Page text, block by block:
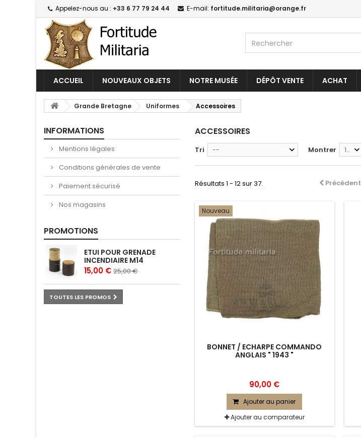
Appelez-nous au : +33 6 77 79 24 44 E-mail: fortitude.militaria@orange.fr
ACCUEIL NOUVEAUX OBJETS NOTRE MUSÉE DÉPÔT VENTE ACHAT
Grande Bretagne Uniformes Accessoires
INFORMATIONS
Mentions légales
Conditions générales de vente
Paiement sécurisé
Nos magasins
PROMOTIONS
ETUI POUR GRENADE
INCENDIAIRE M14
15,00 € 25,00 €
TOUTES LES PROMOS
ACCESSOIRES
Tri -- Montrer 12
Précédent
Résultats 1 - 12 sur 37.
Nouveau
BONNET / ECHARPE COMMANDO
ANGLAIS " 1943 "
90,00 €
Ajouter au panier
Ajouter au comparateur